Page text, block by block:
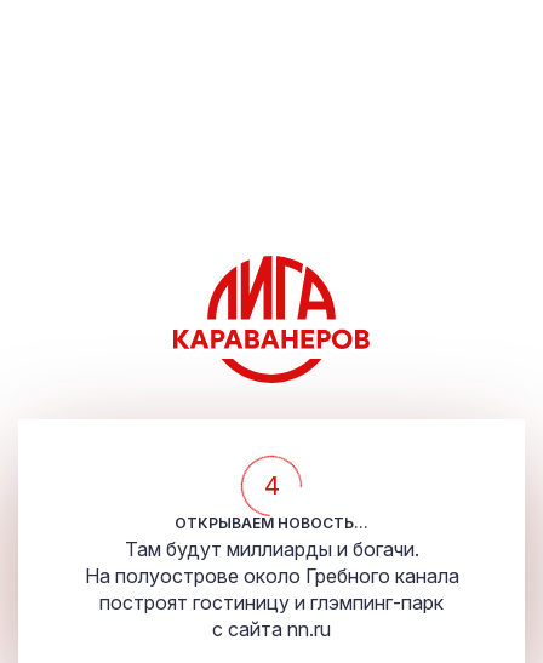
4
ОТКРЫВАЕМ НОВОСТЬ...
Там будут миллиарды и богачи.
На полуострове около Гребного канала
построят гостиницу и глэмпинг-парк
с сайта nn.ru